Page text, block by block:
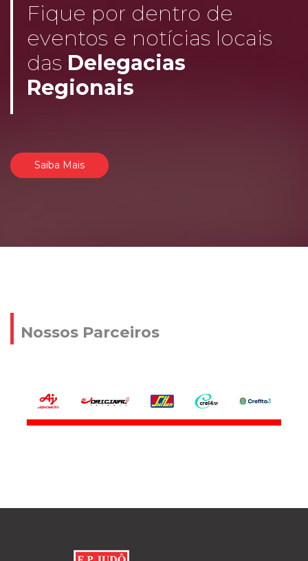
Fique por dentro de
eventos e notícias locais
das Delegacias
Regionais
Saiba Mais
Nossos Parceiros